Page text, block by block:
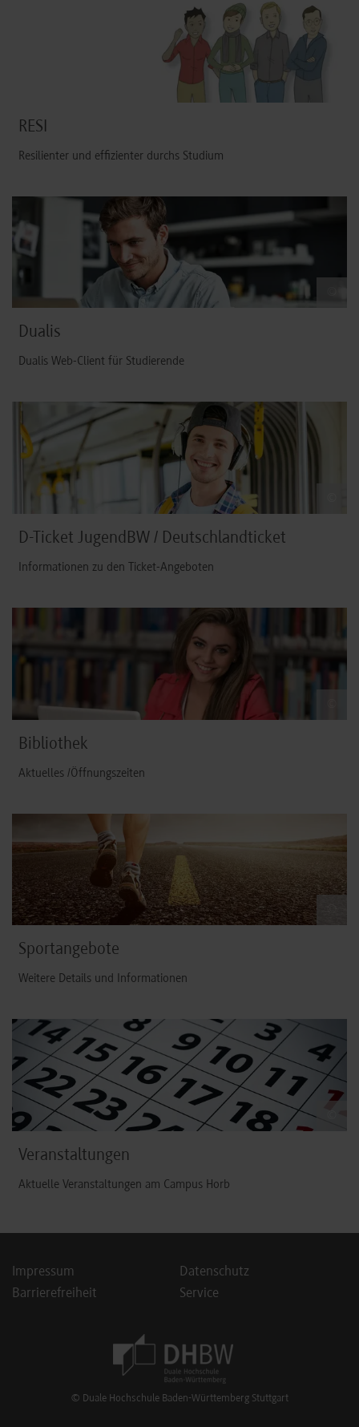
RESI
Resilienter und effizienter durchs Studium
Dualis
Dualis Web-Client für Studierende
D-Ticket JugendBW / Deutschlandticket
Informationen zu den Ticket-Angeboten
Bibliothek
Aktuelles /Öffnungszeiten
Sportangebote
Weitere Details und Informationen
Veranstaltungen
Aktuelle Veranstaltungen am Campus Horb
Footer Meta Navigation
Impressum
Datenschutz
Barrierefreiheit
Service
© Duale Hochschule Baden-Württemberg Stuttgart